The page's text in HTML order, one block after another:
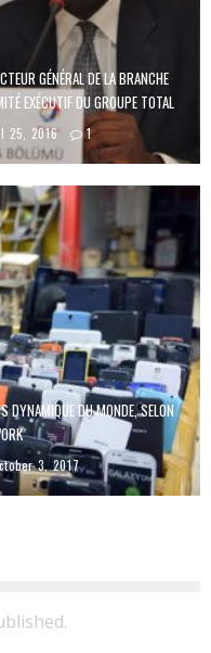
GÉNÉRAL DE LA BRANCHE
EXÉCUTIF DU GROUPE TOTAL
25, 2016 1
DYNAMIQUE DU MONDE, SELON
3, 2017